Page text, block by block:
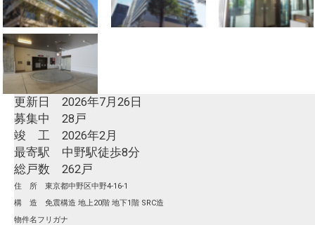
更新日 2026年7月26日
募集中 28戸
竣 工 2026年2月
最寄駅 中野駅徒歩8分
総戸数 262戸
住 所 東京都中野区中野4-16-1
構 造 免震構造 地上20階 地下1階 SRC造
物件名フリガナ